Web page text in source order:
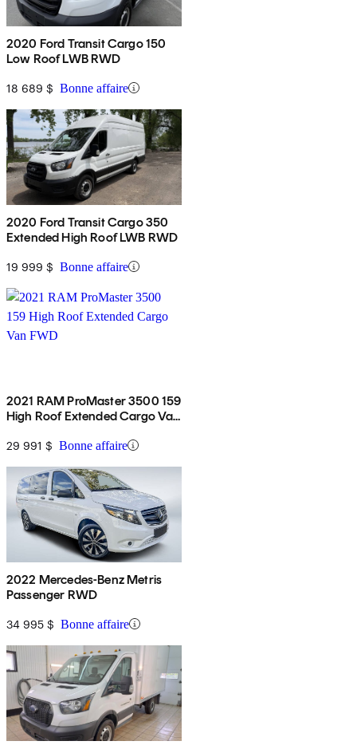
2020 Ford Transit Cargo 150
Low Roof LWB RWD
18 689 $ Bonne affaire
2020 Ford Transit Cargo 350
Extended High Roof LWB RWD
19 999 $ Bonne affaire
2021 RAM ProMaster 3500 159
High Roof Extended Cargo Van
29 991 $ Bonne affaire
2022 Mercedes-Benz Metris
Passenger RWD
34 995 $ Bonne affaire